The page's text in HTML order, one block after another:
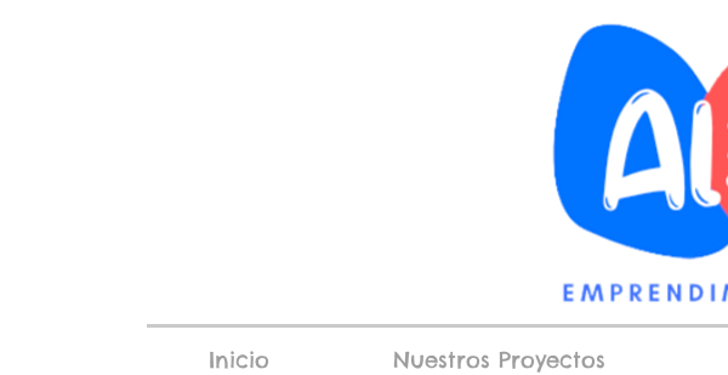
Inicio Nuestros Proyectos